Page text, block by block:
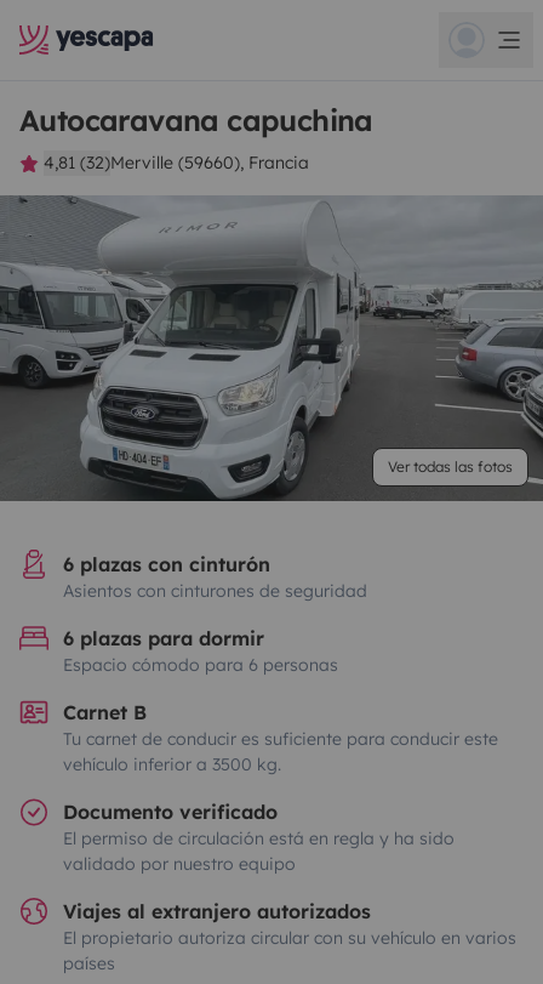
Autocaravana capuchina
4,81 (32)Merville (59660), Francia
Ver todas las fotos
6 plazas con cinturón
Asientos con cinturones de seguridad
6 plazas para dormir
Espacio cómodo para 6 personas
Carnet B
Tu carnet de conducir es suficiente para conducir este
vehículo inferior a 3500 kg.
Documento verificado
El permiso de circulación está en regla y ha sido
validado por nuestro equipo
Viajes al extranjero autorizados
El propietario autoriza circular con su vehículo en varios
países